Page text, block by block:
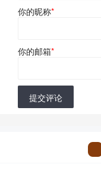
你的昵称*
你的邮箱*
提交评论